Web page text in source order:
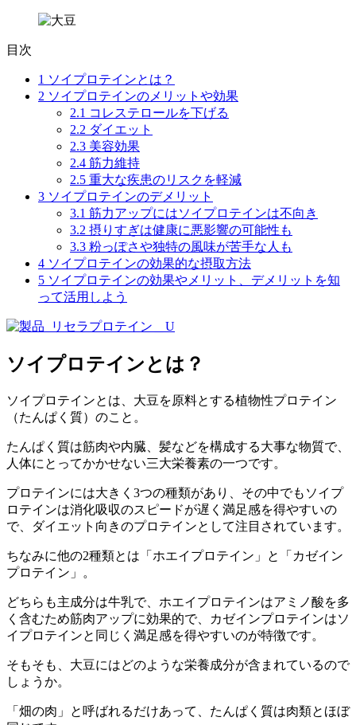
目次
1 ソイプロテインとは？
2 ソイプロテインのメリットや効果
2.1 コレステロールを下げる
2.2 ダイエット
2.3 美容効果
2.4 筋力維持
2.5 重大な疾患のリスクを軽減
3 ソイプロテインのデメリット
3.1 筋力アップにはソイプロテインは不向き
3.2 摂りすぎは健康に悪影響の可能性も
3.3 粉っぽさや独特の風味が苦手な人も
4 ソイプロテインの効果的な摂取方法
5 ソイプロテインの効果やメリット、デメリットを知
って活用しよう
ソイプロテインとは？
ソイプロテインとは、大豆を原料とする植物性プロテイン
（たんぱく質） のこと。
たんぱく質は筋肉や内臓、髪などを構成する大事な物質で、
人体にとってかかせない三大栄養素の一つです。
プロテインには大きく3つの種類があり、その中でもソイプ
ロテインは消化吸収のスピードが遅く満足感を得やすいの
で、
ダイエット向きのプロテインとして注目されています。
ちなみに他の2種類とは 「ホエイプロテイン」と「カゼイン
プロテイン」
。
どちらも主成分は牛乳で、ホエイプロテインはアミノ酸を多
く含むため筋肉アップに効果的で、カゼインプロテインはソ
イプロテインと同じく満足感を得やすいのが特徴です。
そもそも、大豆にはどのような栄養成分が含まれているので
しょうか。
「畑の肉」と呼ばれるだけあって、たんぱく質は肉類とほぼ